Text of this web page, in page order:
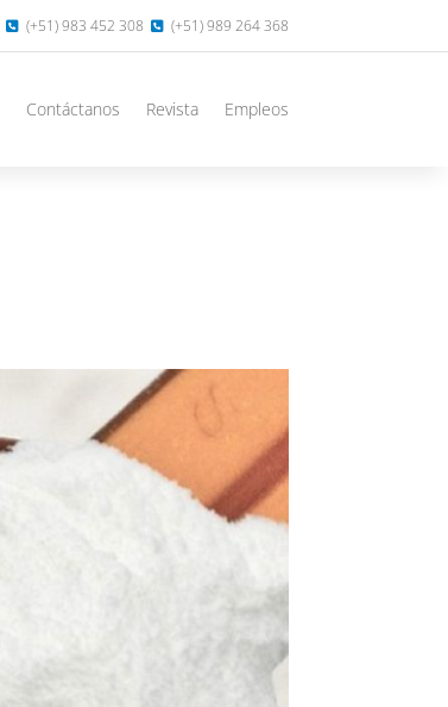
(+51) 983 452 308 (+51) 989 264 368
Contáctanos Revista Empleos